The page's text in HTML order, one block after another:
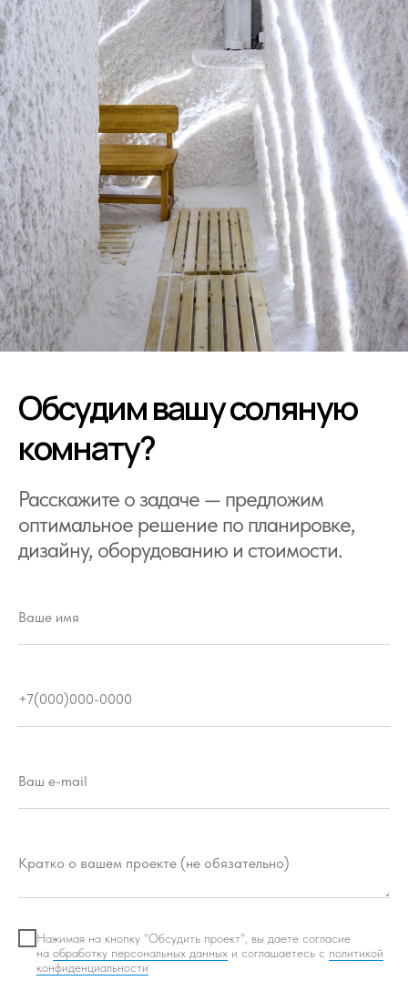
Обсудим вашу соляную
комнату?
Расскажите о задаче — предложим
оптимальное решение по планировке,
дизайну, оборудованию и стоимости.
Ваше имя
+7(000)000-0000
Ваш e-mail
Кратко о вашем проекте (не обязательно)
Нажимая на кнопку "Обсудить проект", вы даете согласие
на обработку персональных данных и соглашаетесь c политикой
конфиденциальности